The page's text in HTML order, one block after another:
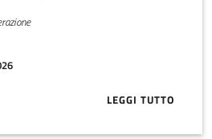
LEGGI TUTTOABOUT CALL